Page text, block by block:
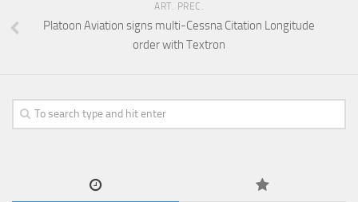
ART. PREC.
Platoon Aviation signs multi-Cessna Citation Longitude
order with Textron